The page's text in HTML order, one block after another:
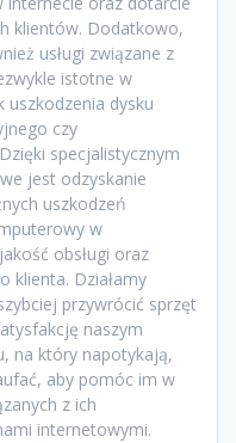
klientów. Dodatkowo,
usługi związane z
istotne w
uszkodzenia dysku
czy
specjalistycznym
jest odzyskanie
uszkodzeń
w
obsługi oraz
klienta. Działamy
przywrócić sprzęt
naszym
na który napotykają,
aby pomóc im w
z ich
internetowymi.